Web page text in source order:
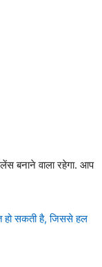
बनाने वाला रहेगा. आप
हो सकती है, जिससे हल